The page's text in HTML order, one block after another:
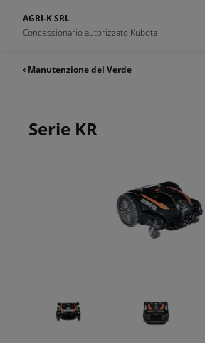
AGRI-K SRL
Concessionario autorizzato Kubota
‹ Manutenzione del Verde
Serie KR